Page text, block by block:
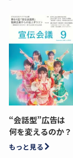
“会話型”広告は
何を変えるのか？
もっと見る